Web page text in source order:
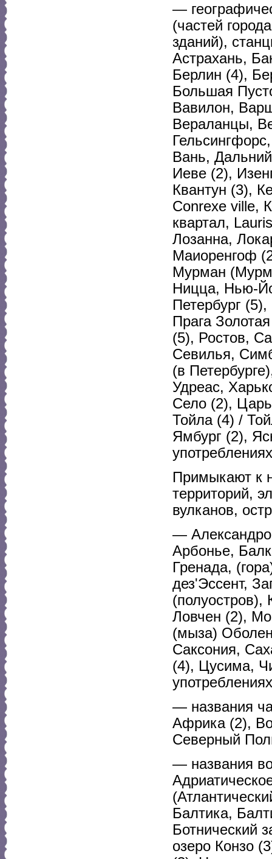
—
(частей
зданий),
Астрахань,
Берлин (4),
Большая
Вавилон,
Вераланцы,
Вань,
Иеве (2),
Квантун (3),
Conrexe ville,
квартал,
Лозанна,
Маиоренгоф
Мурман
Ницца, Нью-
Петербург
Прага
(5), Ростов,
Севилья,
(в
Удреас,
Село (2),
Тойла (4) /
Ямбург (2),
Примыкают к
территорий,
вулканов,
—
Арбонье,
Гренада,
дез'Эссент,
(полуостров),
Ловчен (2),
(мыза)
Саксония,
(4), Цусима,
— названия
Африка (2),
Северный
— названия
Балтика,
Ботнический
озеро Конзо